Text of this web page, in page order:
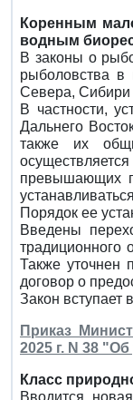
Коренным
водным
В законы о
рыболовства в
Севера, Сибири
В частности,
Дальнего
также их
превышающих
Порядок ее
Введены
традиционного
Также уточнен
договор о
Закон вступает
Приказ
2025 г. N 38
Класс
Вводится